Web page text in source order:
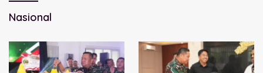
Nasional